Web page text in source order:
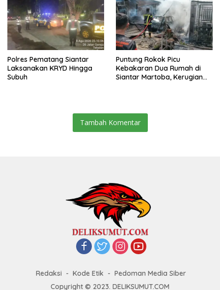
Polres Pematang Siantar
Laksanakan KRYD Hingga
Subuh
Puntung Rokok Picu
Kebakaran Dua Rumah di
Siantar Martoba, Kerugian
Tambah Komentar
Redaksi Kode Etik
Pedoman Media Siber
Copyright © 2023. DELIKSUMUT.COM